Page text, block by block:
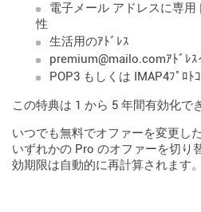
電子メール アドレスに専
性
生活用のｱﾄﾞﾚｽ
premium@mailo.comｱﾄﾞﾚｽ
POP3 もしくは IMAP4ﾌﾟﾛﾄ
この特典は 1 から 5 年間有効化で
いつでも無料でオファーを変更し
いずれかの Pro のオファーを切り
効期限は自動的に再計算されます。